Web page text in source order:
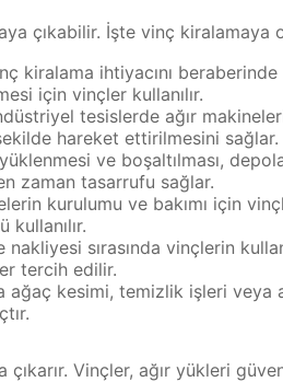
çıkabilir. İşte vinç kiralamaya
ihtiyacını beraberinde
için vinçler kullanılır.
tesislerde ağır
hareket ettirilmesini sağlar.
ve boşaltılması,
zaman tasarrufu sağlar.
kurulumu ve bakımı için
kullanılır.
nakliyesi sırasında vinçlerin
tercih edilir.
ağaç kesimi, temizlik işleri veya
Vinçler, ağır yükleri